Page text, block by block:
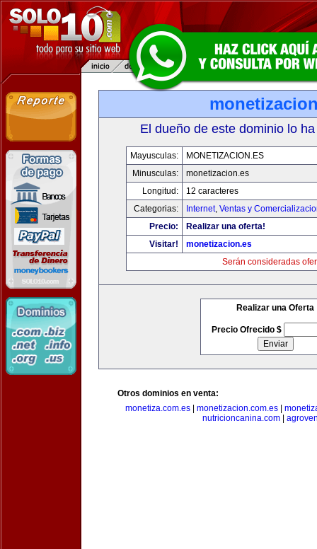
El dueño de este dominio lo
Mayusculas:
MONETIZACION.ES
Minusculas:
monetizacion.es
Longitud:
12 caracteres
Categorias:
Internet, Ventas y
Precio:
Realizar una oferta!
Visitar!
monetizacion.es
Serán consideradas
Realizar una Oferta
Precio Ofrecido $
Otros dominios en venta:
monetiza.com.es| monetizacion.com.es|
nutricioncanina.com